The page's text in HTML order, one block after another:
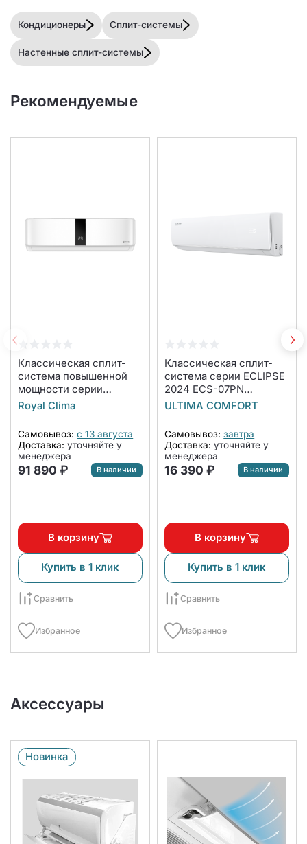
Кондиционеры Сплит-системы
Настенные сплит-системы
Рекомендуемые
Классическая сплит-
система повышенной
мощности серии
GRANDE RC-GDB90HN
(комплект)
Royal Clima
Самовывоз: с 13 августа
Доставка: уточняйте у
менеджера
91 890 ₽ В наличии
В корзину
Купить в 1 клик
Сравнить
Избранное
Классическая сплит-
система серии ECLIPSE
2024 ECS-07PN
(комплект)
ULTIMA COMFORT
Самовывоз: завтра
Доставка: уточняйте у
менеджера
16 390 ₽ В наличии
В корзину
Купить в 1 клик
Сравнить
Избранное
Аксессуары
Новинка